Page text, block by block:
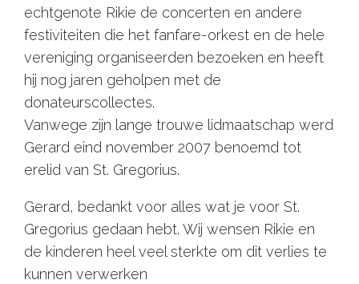
echtgenote Rikie de concerten en andere
festiviteiten die het fanfare-orkest en de hele
vereniging organiseerden bezoeken en heeft
hij nog jaren geholpen met de
donateurscollectes.
Vanwege zijn lange trouwe lidmaatschap werd
Gerard eind november 2007 benoemd tot
erelid van St. Gregorius.
Gerard, bedankt voor alles wat je voor St.
Gregorius gedaan hebt. Wij wensen Rikie en
de kinderen heel veel sterkte om dit verlies te
kunnen verwerken